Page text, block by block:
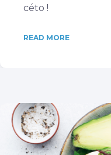
céto !
READ MORE